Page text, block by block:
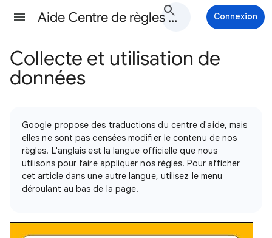
Aide Centre de règles Google Ads Connexion
Collecte et utilisation de
données
Google propose des traductions du centre d'aide, mais
elles ne sont pas censées modifier le contenu de nos
règles. L'anglais est la langue officielle que nous
utilisons pour faire appliquer nos règles. Pour afficher
cet article dans une autre langue, utilisez le menu
déroulant au bas de la page.